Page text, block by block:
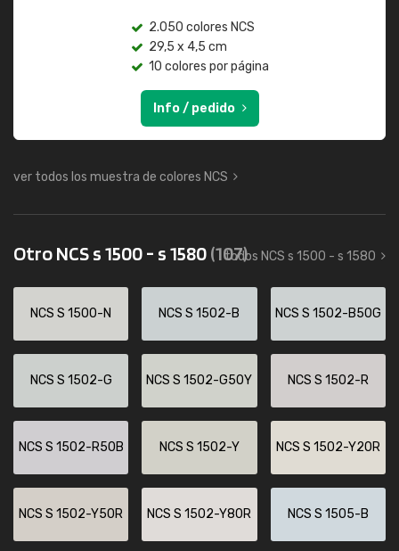
2.050 colores NCS
29,5 x 4,5 cm
10 colores por página
Info / pedido
ver todos los muestra de colores NCS
Otro NCS s 1500 - s 1580(107)
todos NCS s 1500 - s 1580
NCS S 1500-N NCS S 1502-B NCS S 1502-B50G
NCS S 1502-G NCS S 1502-G50Y NCS S 1502-R
NCS S 1502-R50B NCS S 1502-Y NCS S 1502-Y20R
NCS S 1502-Y50R NCS S 1502-Y80R NCS S 1505-B